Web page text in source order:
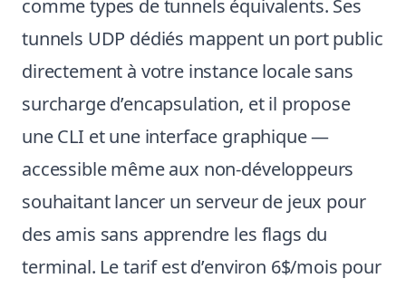
comme types de tunnels équivalents. Ses
tunnels UDP dédiés mappent un port public
directement à votre instance locale sans
surcharge d’encapsulation, et il propose
une CLI et une interface graphique —
accessible même aux non-développeurs
souhaitant lancer un serveur de jeux pour
des amis sans apprendre les flags du
terminal. Le tarif est d’environ 6$/mois pour